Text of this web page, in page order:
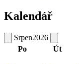
Kalendář
Srpen2026
Po
Út